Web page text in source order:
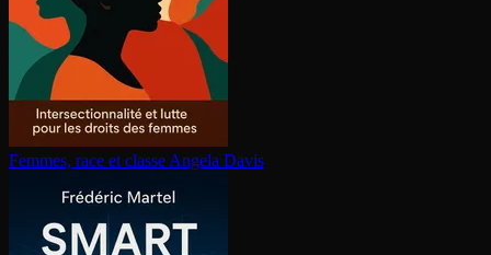
Femmes, race et classe Angela Davis